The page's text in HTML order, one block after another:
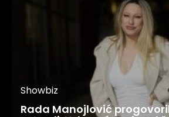
Showbiz
Rada Manojlović